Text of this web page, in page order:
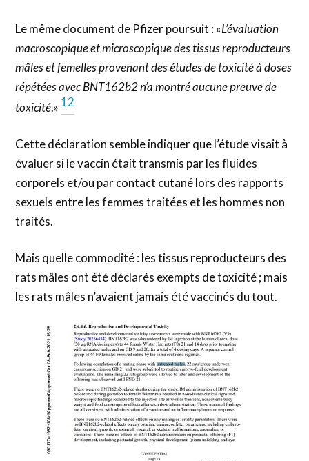
Le même document de Pfizer poursuit : «L’évaluation
macroscopique et microscopique des tissus reproducteurs
mâles et femelles provenant des études de toxicité à doses
répétées avec BNT162b2 n’a montré aucune preuve de
toxicité.» 12
Cette déclaration semble indiquer que l’étude visait à
évaluer si le vaccin était transmis par les fluides
corporels et/ou par contact cutané lors des rapports
sexuels entre les femmes traitées et les hommes non
traités.
Mais quelle commodité : les tissus reproducteurs des
rats mâles ont été déclarés exempts de toxicité ; mais
les rats mâles n’avaient jamais été vaccinés du tout.